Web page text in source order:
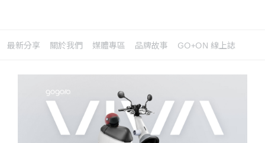
最新分享 關於我們 媒體專區 品牌故事 GO+ON 線上誌